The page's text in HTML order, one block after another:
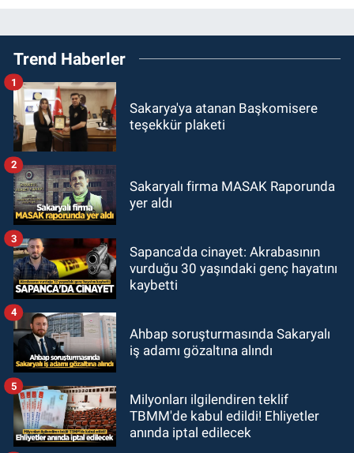
Trend Haberler
Sakarya'ya atanan Başkomisere
teşekkür plaketi
1
Sakaryalı firma MASAK Raporunda
yer aldı
2
Sapanca'da cinayet: Akrabasının
vurduğu 30 yaşındaki genç hayatını
kaybetti
3
Ahbap soruşturmasında Sakaryalı
iş adamı gözaltına alındı
4
Milyonları ilgilendiren teklif
TBMM'de kabul edildi! Ehliyetler
anında iptal edilecek
5